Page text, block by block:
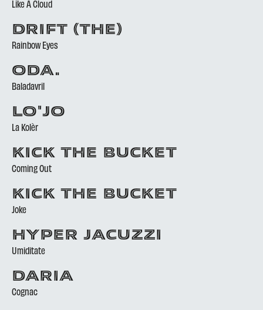
Like A Cloud
DRIFT (THE)
Rainbow Eyes
ODA.
Baladavril
LO'JO
La Kolèr
KICK THE BUCKET
Coming Out
KICK THE BUCKET
Joke
HYPER JACUZZI
Umiditate
DARIA
Cognac